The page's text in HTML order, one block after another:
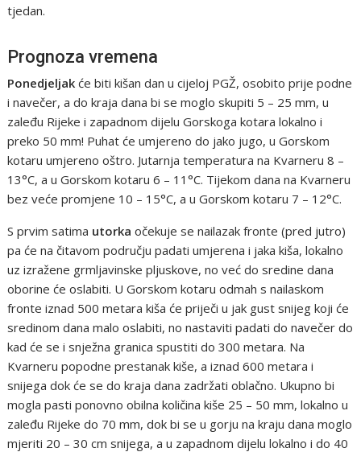
tjedan.
Prognoza vremena
Ponedjeljak će biti kišan dan u cijeloj PGŽ, osobito prije podne
i navečer, a do kraja dana bi se moglo skupiti 5 – 25 mm, u
zaleđu Rijeke i zapadnom dijelu Gorskoga kotara lokalno i
preko 50 mm! Puhat će umjereno do jako jugo, u Gorskom
kotaru umjereno oštro. Jutarnja temperatura na Kvarneru 8 –
13°C, a u Gorskom kotaru 6 – 11°C. Tijekom dana na Kvarneru
bez veće promjene 10 – 15°C, a u Gorskom kotaru 7 – 12°C.
S prvim satima utorka očekuje se nailazak fronte (pred jutro)
pa će na čitavom području padati umjerena i jaka kiša, lokalno
uz izražene grmljavinske pljuskove, no već do sredine dana
oborine će oslabiti. U Gorskom kotaru odmah s nailaskom
fronte iznad 500 metara kiša će priječi u jak gust snijeg koji će
sredinom dana malo oslabiti, no nastaviti padati do navečer do
kad će se i snježna granica spustiti do 300 metara. Na
Kvarneru popodne prestanak kiše, a iznad 600 metara i
snijega dok će se do kraja dana zadržati oblačno. Ukupno bi
mogla pasti ponovno obilna količina kiše 25 – 50 mm, lokalno u
zaleđu Rijeke do 70 mm, dok bi se u gorju na kraju dana moglo
mjeriti 20 – 30 cm snijega, a u zapadnom dijelu lokalno i do 40